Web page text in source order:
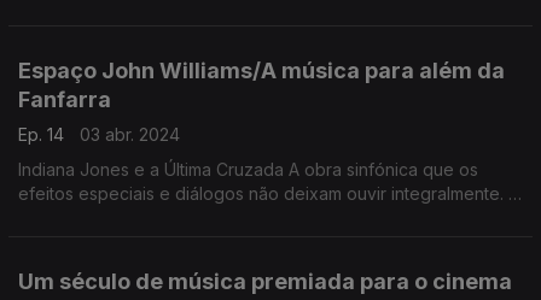
Espaço John Williams/A música para além da
Fanfarra
Ep. 14
03 abr. 2024
Indiana Jones e a Última Cruzada A obra sinfónica que os
efeitos especiais e diálogos não deixam ouvir integralmente. À
Um século de música premiada para o cinema